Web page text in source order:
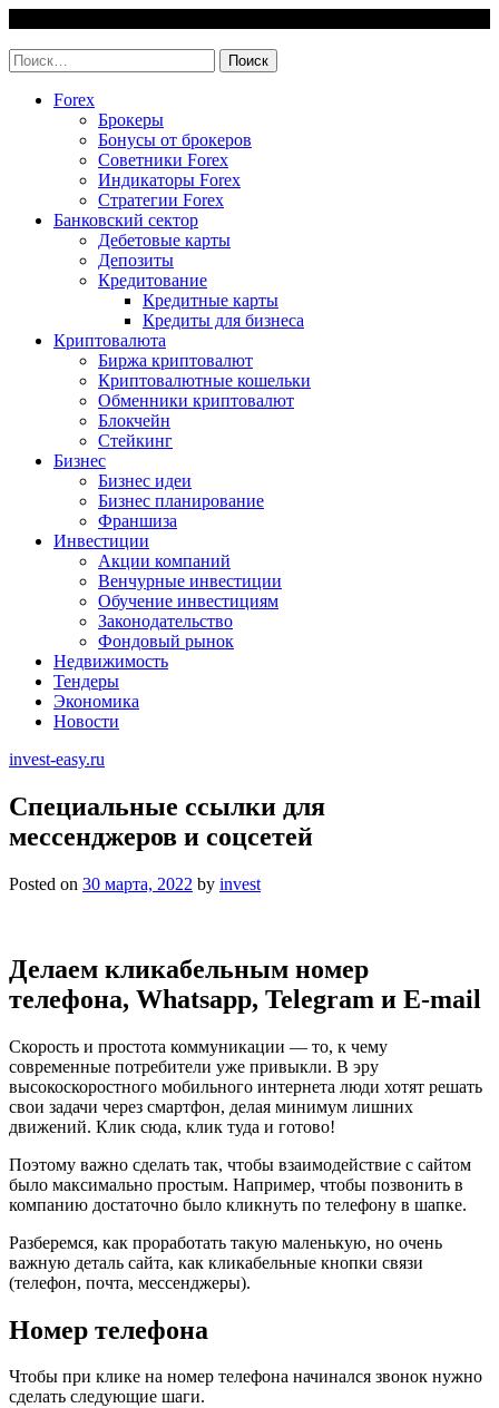
content
Найти:
Forex
Брокеры
Бонусы от брокеров
Советники Forex
Индикаторы Forex
Стратегии Forex
Банковский сектор
Дебетовые карты
Депозиты
Кредитование
Кредитные карты
Кредиты для бизнеса
Криптовалюта
Биржа криптовалют
Криптовалютные кошельки
Обменники криптовалют
Блокчейн
Стейкинг
Бизнес
Бизнес идеи
Бизнес планирование
Франшиза
Инвестиции
Акции компаний
Венчурные инвестиции
Обучение инвестициям
Законодательство
Фондовый рынок
Недвижимость
Тендеры
Экономика
Новости
invest-easy.ru
Специальные ссылки для
мессенджеров и соцсетей
Posted on 30 марта, 2022 by invest
Делаем кликабельным номер
телефона, Whatsapp, Telegram и E-mail
Скорость и простота коммуникации — то, к чему
современные потребители уже привыкли. В эру
высокоскоростного мобильного интернета люди хотят решать
свои задачи через смартфон, делая минимум лишних
движений. Клик сюда, клик туда и готово!
Поэтому важно сделать так, чтобы взаимодействие с сайтом
было максимально простым. Например, чтобы позвонить в
компанию достаточно было кликнуть по телефону в шапке.
Разберемся, как проработать такую маленькую, но очень
важную деталь сайта, как кликабельные кнопки связи
(телефон, почта, мессенджеры).
Номер телефона
Чтобы при клике на номер телефона начинался звонок нужно
сделать следующие шаги.